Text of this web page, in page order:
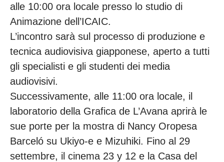
alle 10:00 ora locale presso lo studio di
Animazione dell’ICAIC.
L’incontro sarà sul processo di produzione e
tecnica audiovisiva giapponese, aperto a tutti
gli specialisti e gli studenti dei media
audiovisivi.
Successivamente, alle 11:00 ora locale, il
laboratorio della Grafica de L’Avana aprirà le
sue porte per la mostra di Nancy Oropesa
Barceló su Ukiyo-e e Mizuhiki. Fino al 29
settembre, il cinema 23 y 12 e la Casa del